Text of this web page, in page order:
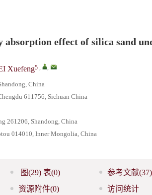
effect of silica sand
Xuefeng5 , ,
China
611756, Sichuan China
261206, Shandong, China
014010, Inner Mongolia, China
图(29) 表(0) 参考文献(37)
资源附件(0) 访问统计